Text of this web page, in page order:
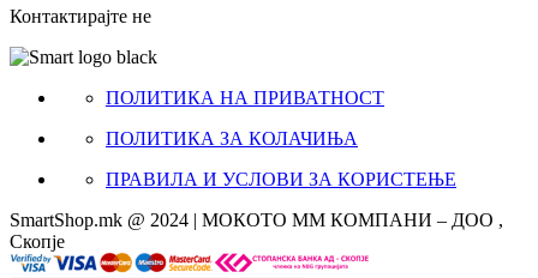
Контактирајте не
ПОЛИТИКА НА ПРИВАТНОСТ
ПОЛИТИКА ЗА КОЛАЧИЊА
ПРАВИЛА И УСЛОВИ ЗА КОРИСТЕЊЕ
SmartShop.mk @ 2024 | МОКОТО ММ КОМПАНИ – ДОО ,
Скопје